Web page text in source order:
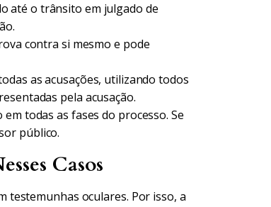
até o trânsito em julgado de
contra si mesmo e pode
as acusações, utilizando todos
pela acusação.
todas as fases do processo. Se
público.
Casos
testemunhas oculares. Por isso, a